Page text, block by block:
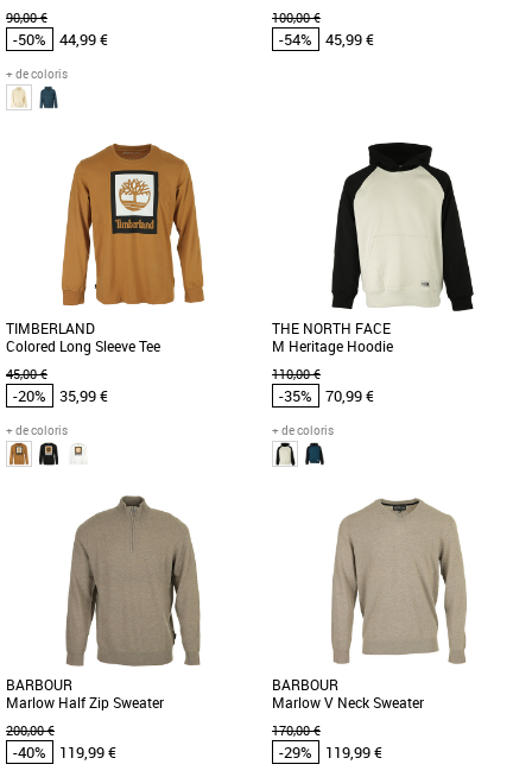
90,00 €
-50% 44,99 €
+ de coloris
Vêtements pas cher et Promos
Vêtements
Orné d'un logo Timberland® audacieux
sur le devant, ce sweat à capuche
confortable présente une coupe [...]
100,00 €
-54% 45,99 €
Vêtements pas cher et Promos
Cette chemise à carreaux est
confectionnée en flanelle semi-épaisse
100 % coton biologique. Son [...]
TIMBERLAND
Colored Long Sleeve Tee
45,00 €
-20% 35,99 €
+ de coloris
Vêtements pas cher et Promos
Vêtements
Le tee-shirt Colored Short Sleeve est un
incontournable pour ceux qui
recherchent un style décontracté [...]
THE NORTH FACE
M Heritage Hoodie
110,00 €
-35% 70,99 €
+ de coloris
Vêtements pas cher et Promos
Vêtements
Le Sweat The North Face Heritage
Hoodie revisite un design classique
avec une touche rétro et
contemporaine. [...]
BARBOUR
Marlow Half Zip Sweater
200,00 €
-40% 119,99 €
BARBOUR
Marlow V Neck Sweater
170,00 €
-29% 119,99 €